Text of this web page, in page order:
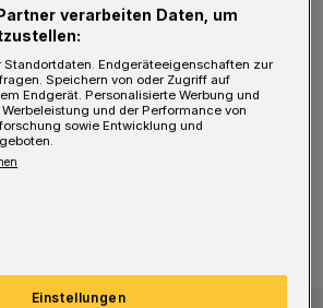
(28. Mai 2026) auf
Spätestens am
vor dem Feiertag solle
werden.
die
vorstellen
verarbeiten Daten, um
Standortdaten. Endgeräteeigenschaften zur
Speichern von oder Zugriff auf
Endgerät. Personalisierte Werbung und
und der Performance von
sowie Entwicklung und
Einstellungen